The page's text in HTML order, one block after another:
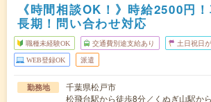
《時間相談OK！》時給2500円
長期！問い合わせ対応
職種未経験OK 交通費別途支給あり 土日祝日
WEB登録OK 派遣
勤務地
千葉県松戸市
松飛台駅から徒歩8分／くぬぎ山駅か